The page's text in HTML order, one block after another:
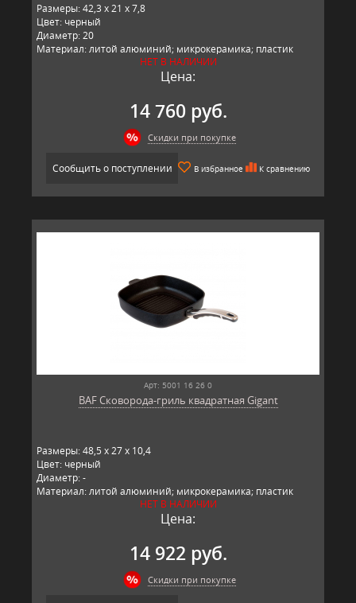
Размеры: 42,3 x 21 x 7,8
Цвет: черный
Диаметр: 20
Материал: литой алюминий; микрокерамика; пластик
Производитель: BAF, Германия
НЕТ В НАЛИЧИИ
Цена:
14 760 руб.
Скидки при покупке
Сообщить о поступлении В избранное К сравнению
Арт: 5001 16 26 0
BAF Сковорода-гриль квадратная Gigant
Размеры: 48,5 x 27 x 10,4
Цвет: черный
Диаметр: -
Материал: литой алюминий; микрокерамика; пластик
Производитель: BAF, Германия
НЕТ В НАЛИЧИИ
Цена:
14 922 руб.
Скидки при покупке